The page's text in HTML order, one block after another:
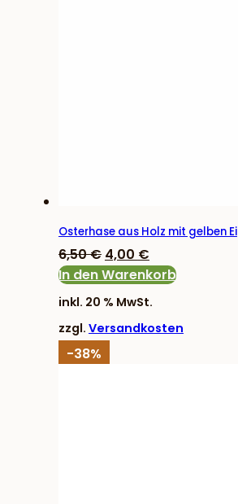
Osterhase aus Holz mit gelben Ei
6,50€ Ursprünglicher
Preis
war:
4,00 €Aktueller
Preis
In den Warenkorb
inkl. 20 % MwSt.
zzgl. Versandkosten
-38%